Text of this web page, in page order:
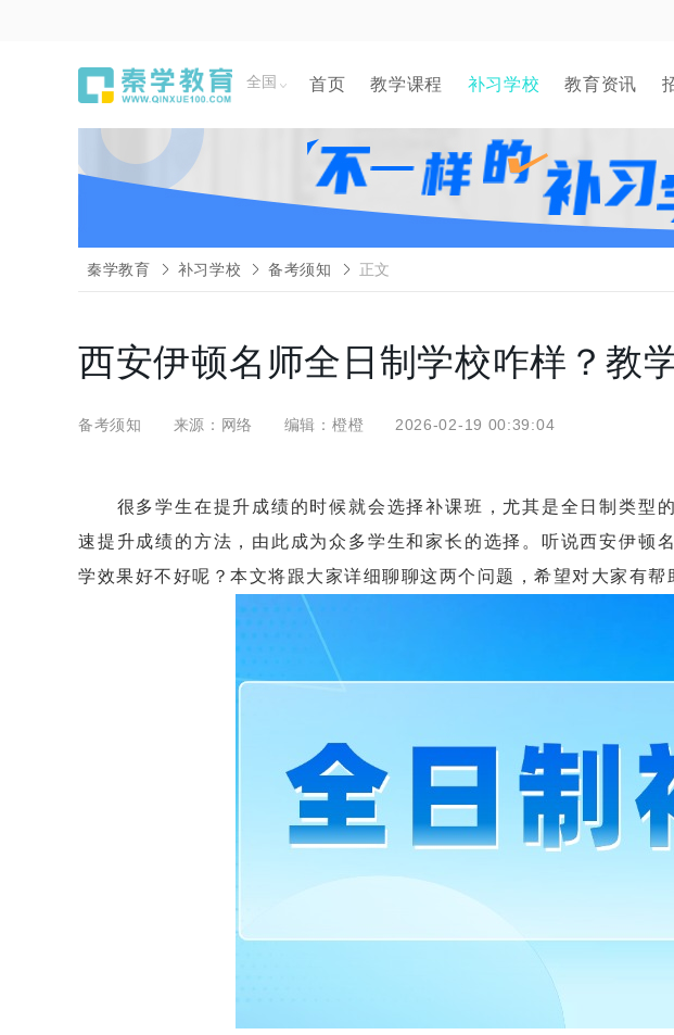
全国 首页 教学课程 补习学校 教育资讯
秦学教育 补习学校 备考须知 正文
西安伊顿名师全日制学校咋样？教
备考须知 来源：网络 编辑：橙橙 2026-02-19 00:39:04
很多学生在提升成绩的时候就会选择补课班，尤其是全日制类型
速提升成绩的方法，由此成为众多学生和家长的选择。听说西安伊顿
学效果好不好呢？本文将跟大家详细聊聊这两个问题，希望对大家有帮